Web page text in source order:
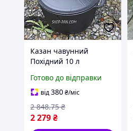
Казан чавунний
Похідний 10 л
Готово до відправки
від380₴/міс
2 279₴
2 848.75 ₴